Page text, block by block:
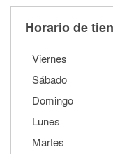
Horario de
Viernes
Sábado
Domingo
Lunes
Martes